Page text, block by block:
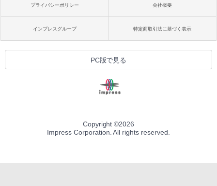
プライバシーポリシー 会社概要
インプレスグループ 特定商取引法に基づく表示
PC版で見る
Copyright ©2026
Impress Corporation. All rights reserved.